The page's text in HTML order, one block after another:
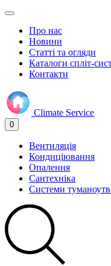
Про нас
Новини
Статті та огляди
Каталоги спліт-
Контакти
Climate Service
0
Вентиляція
Кондиціювання
Опалення
Сантехніка
Системи